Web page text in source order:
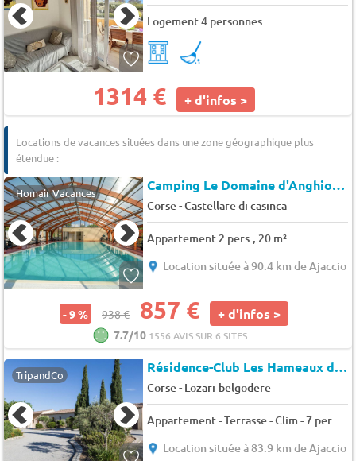
Logement 4 personnes
1314 € + d'infos >
Locations de vacances situées dans une zone géographique plus
étendue :
Homair Vacances Camping Le Domaine d'Anghione *
Corse-Castellare di casinca
Appartement 2 pers., 20 m²
Location située à 90.4 km de Ajaccio
- 9 % 938 € 857 € + d'infos >
7.7/10 1556 AVIS SUR 6 SITES
TripandCo Résidence-Club Les Hameaux de Capra Scorsa
Corse- Lozari-belgodere
Appartement - Terrasse - Clim - 7 pers. - 52m2
Location située à 83.9 km de Ajaccio